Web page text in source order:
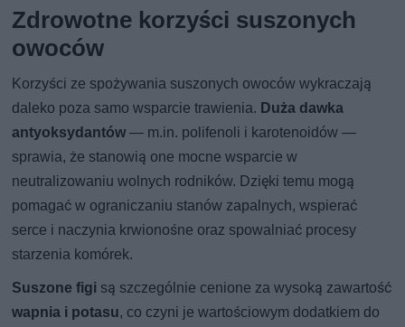
Zdrowotne korzyści suszonych
owoców
Korzyści ze spożywania suszonych owoców wykraczają
daleko poza samo wsparcie trawienia. Duża dawka
antyoksydantów — m.in. polifenoli i karotenoidów —
sprawia, że stanowią one mocne wsparcie w
neutralizowaniu wolnych rodników. Dzięki temu mogą
pomagać w ograniczaniu stanów zapalnych, wspierać
serce i naczynia krwionośne oraz spowalniać procesy
starzenia komórek.
Suszone figi są szczególnie cenione za wysoką zawartość
wapnia i potasu, co czyni je wartościowym dodatkiem do